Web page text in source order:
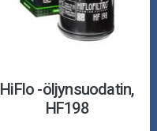
HiFlo -öljynsuodatin,
HF198